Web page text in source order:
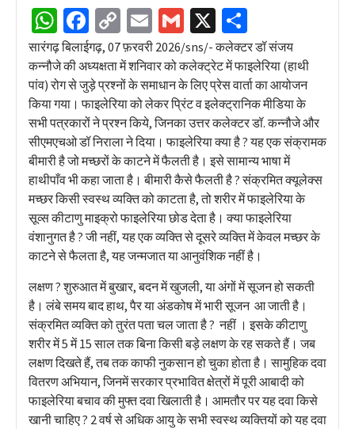
WhatsApp
Facebook
Copy
Link
EmailGmail
X
सारंगढ़ बिलाईगढ़, 07 फ़रवरी 2026/sns/- कलेक्टर डॉ संजय
कन्नौजे की अध्यक्षता में शनिवार को कलेक्ट्रेट में फाइलेरिया (हाथी
पांव) रोग से जुड़े प्रश्नों के समाधान के लिए प्रेस वार्ता का आयोजन
किया गया। फाइलेरिया को लेकर प्रिंट व इलेक्ट्रानिक मीडिया के
सभी पत्रकारों ने प्रश्न किये, जिनका उत्तर कलेक्टर डॉ. कन्नौजे और
सीएमएचओ डॉ निराला ने दिया। फाइलेरिया क्या है ? यह एक संक्रामक
बीमारी है जो मच्छरों के काटने में फैलती है। इसे सामान्य भाषा में
हाथीपाँव भी कहा जाता है। बीमारी कैसे फैलती है ? संक्रमित क्यूलेक्स
मच्छर किसी स्वस्थ व्यक्ति को काटता है, तो शरीर में फाइलेरिया के
सूव्स कीटाणु माइक्रो फाइलेरिया छोड देता है। क्या फाइलेरिया
वंशानुगत है ? जी नहीं, यह एक व्यक्ति से दूसरे व्यक्ति में केवल मच्छर के
काटने से फैलता है, यह जन्मजात या आनुवंशिक नहीं है।
लक्षण ? शुरुआत में बुखार, बदन में खुजली, या अंगों में सूजन हो सकती
है। लंबे समय बाद हाथ, पैर या अंडकोष में भारी सूजन आ जाती है।
संक्रमित व्यक्ति को तुरंत पता चल जाता है ? नहीं । इसके कीटाणु
शरीर में 5 में 15 साल तक बिना किसी बड़े लक्षण के रह सकते हैं। जब
लक्षण दिखते हैं, तब तक काफी नुकसान हो चुका होता है। सामुहिक दवा
वितरण अभियान, जिनमें सरकार प्रभावित क्षेत्रों में पूरी आबादी को
फाइलेरिया बचाव की मुफ्त दवा खिलाती है। आमतौर पर यह दवा किसे
खानी चाहिए ? 2 वर्ष से अधिक आयु के सभी स्वस्थ व्यक्तियों को यह दवा